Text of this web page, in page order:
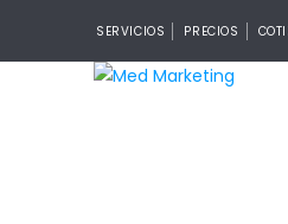
SERVICIOS PRECIOS